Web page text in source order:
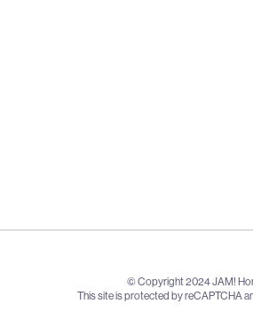
© Copyright 2024 JAM!
This site is protected by reCAPTCHA